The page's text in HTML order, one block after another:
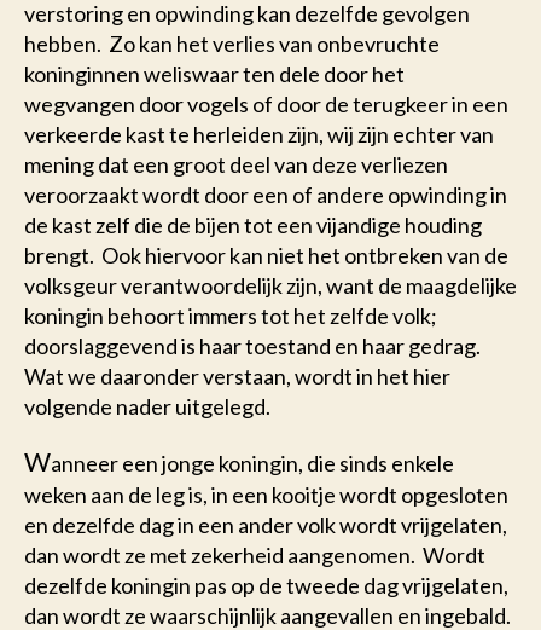
verstoring en opwinding kan dezelfde gevolgen
hebben. Zo kan het verlies van onbevruchte
koninginnen weliswaar ten dele door het
wegvangen door vogels of door de terugkeer in een
verkeerde kast te herleiden zijn, wij zijn echter van
mening dat een groot deel van deze verliezen
veroorzaakt wordt door een of andere opwinding in
de kast zelf die de bijen tot een vijandige houding
brengt. Ook hiervoor kan niet het ontbreken van de
volksgeur verantwoordelijk zijn, want de maagdelijke
koningin behoort immers tot het zelfde volk;
doorslaggevend is haar toestand en haar gedrag.
Wat we daaronder verstaan, wordt in het hier
volgende nader uitgelegd.
Wanneer een jonge koningin, die sinds enkele
weken aan de leg is, in een kooitje wordt opgesloten
en dezelfde dag in een ander volk wordt vrijgelaten,
dan wordt ze met zekerheid aangenomen. Wordt
dezelfde koningin pas op de tweede dag vrijgelaten,
dan wordt ze waarschijnlijk aangevallen en ingebald.